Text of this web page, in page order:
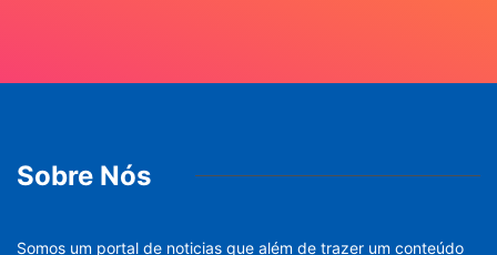
Sobre Nós
Somos um portal de noticias que além de trazer um conteúdo